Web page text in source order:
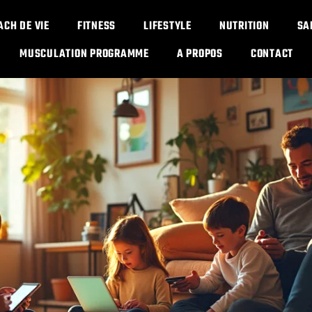
DE VIE FITNESS LIFESTYLE NUTRITION
MUSCULATION PROGRAMME​
A PROPOS CONTACT